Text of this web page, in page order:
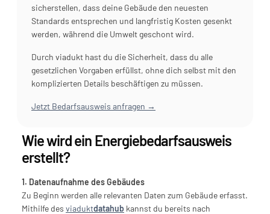
sicherstellen, dass deine Gebäude den neuesten
Standards entsprechen und langfristig Kosten gesenkt
werden, während die Umwelt geschont wird.
Durch viadukt hast du die Sicherheit, dass du alle
gesetzlichen Vorgaben erfüllst, ohne dich selbst mit den
komplizierten Details beschäftigen zu müssen.
Jetzt Bedarfsausweis anfragen →
Wie wird ein Energiebedarfsausweis
erstellt?
1. Datenaufnahme des Gebäudes
Zu Beginn werden alle relevanten Daten zum Gebäude erfasst.
Mithilfe des viaduktdatahub kannst du bereits nach